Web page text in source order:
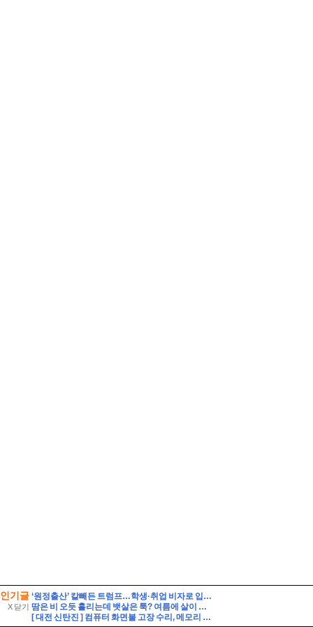
인기글
X 닫기
‘원정출산’ 칼빼든 트럼프…학생·취업 비자로 입국해도 해당
땀은 비 오듯 흘리는데 뱃살은 툭? 여름에 살이 찌는 이유
[ 대전 신탄진 ] 컴퓨터 화면불 고장 수리, 메모리 판매 사기인가?